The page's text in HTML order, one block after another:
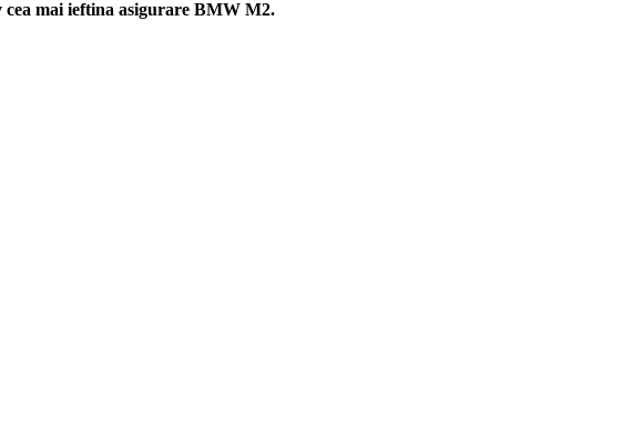
mai ieftina asigurare BMW M2.